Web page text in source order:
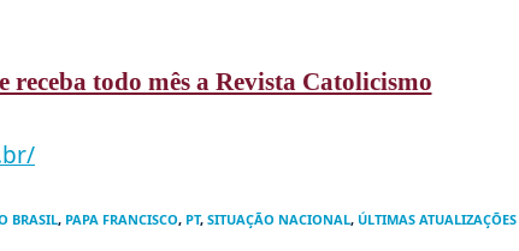
todo mês a Revista Catolicismo
BRASIL, PAPA FRANCISCO, PT, SITUAÇÃO NACIONAL, ÚLTIMAS ATUALIZAÇÕES